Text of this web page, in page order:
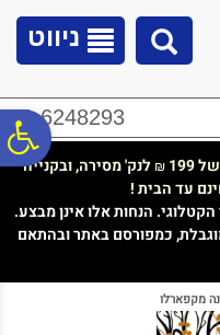
ניווט
02-6248293
₪ לנק' מסירה, ובקנייה
עד הבית !
הנחות אלו אינן מבצע.
כמפורסם באתר ובהתאם
מקפארלו